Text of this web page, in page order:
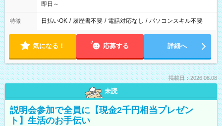
即日～
特徴 日払いOK / 履歴書不要 / 電話対応なし / パソコンスキル不要
気になる！ 応募する 詳細へ
掲載日：2026.08.08
未読
説明会参加で全員に【現金2千円相当プレゼン
ト】生活のお手伝い